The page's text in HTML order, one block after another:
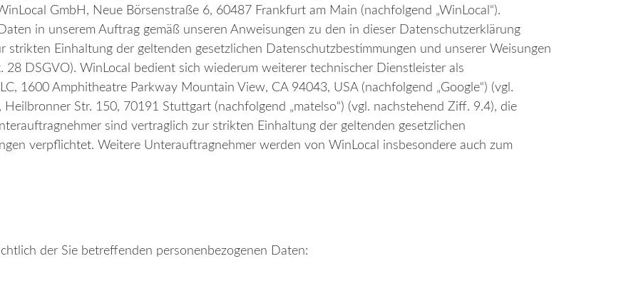
GmbH, Neue Börsenstraße 6, 60487 Frankfurt am Main (nachfolgend „WinLocal“).
in unserem Auftrag gemäß unseren Anweisungen zu den in dieser Datenschutzerklärung
strikten Einhaltung der geltenden gesetzlichen Datenschutzbestimmungen und unserer Weisungen
DSGVO). WinLocal bedient sich wiederum weiterer technischer Dienstleister als
1600 Amphitheatre Parkway Mountain View, CA 94043, USA (nachfolgend „Google“) (vgl.
Str. 150, 70191 Stuttgart (nachfolgend „matelso“) (vgl. nachstehend Ziff. 9.4), die
sind vertraglich zur strikten Einhaltung der geltenden gesetzlichen
verpflichtet. Weitere Unterauftragnehmer werden von WinLocal insbesondere auch zum
der Sie betreffenden personenbezogenen Daten: